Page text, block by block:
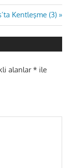
Kentleşme (3)
alanlar*ile